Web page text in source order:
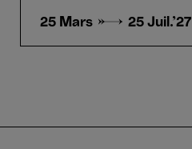
25 Mars → 25 Juil.'27